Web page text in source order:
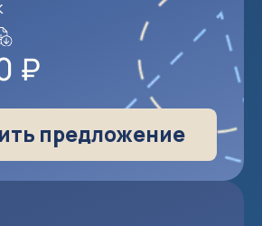
₽
предложение